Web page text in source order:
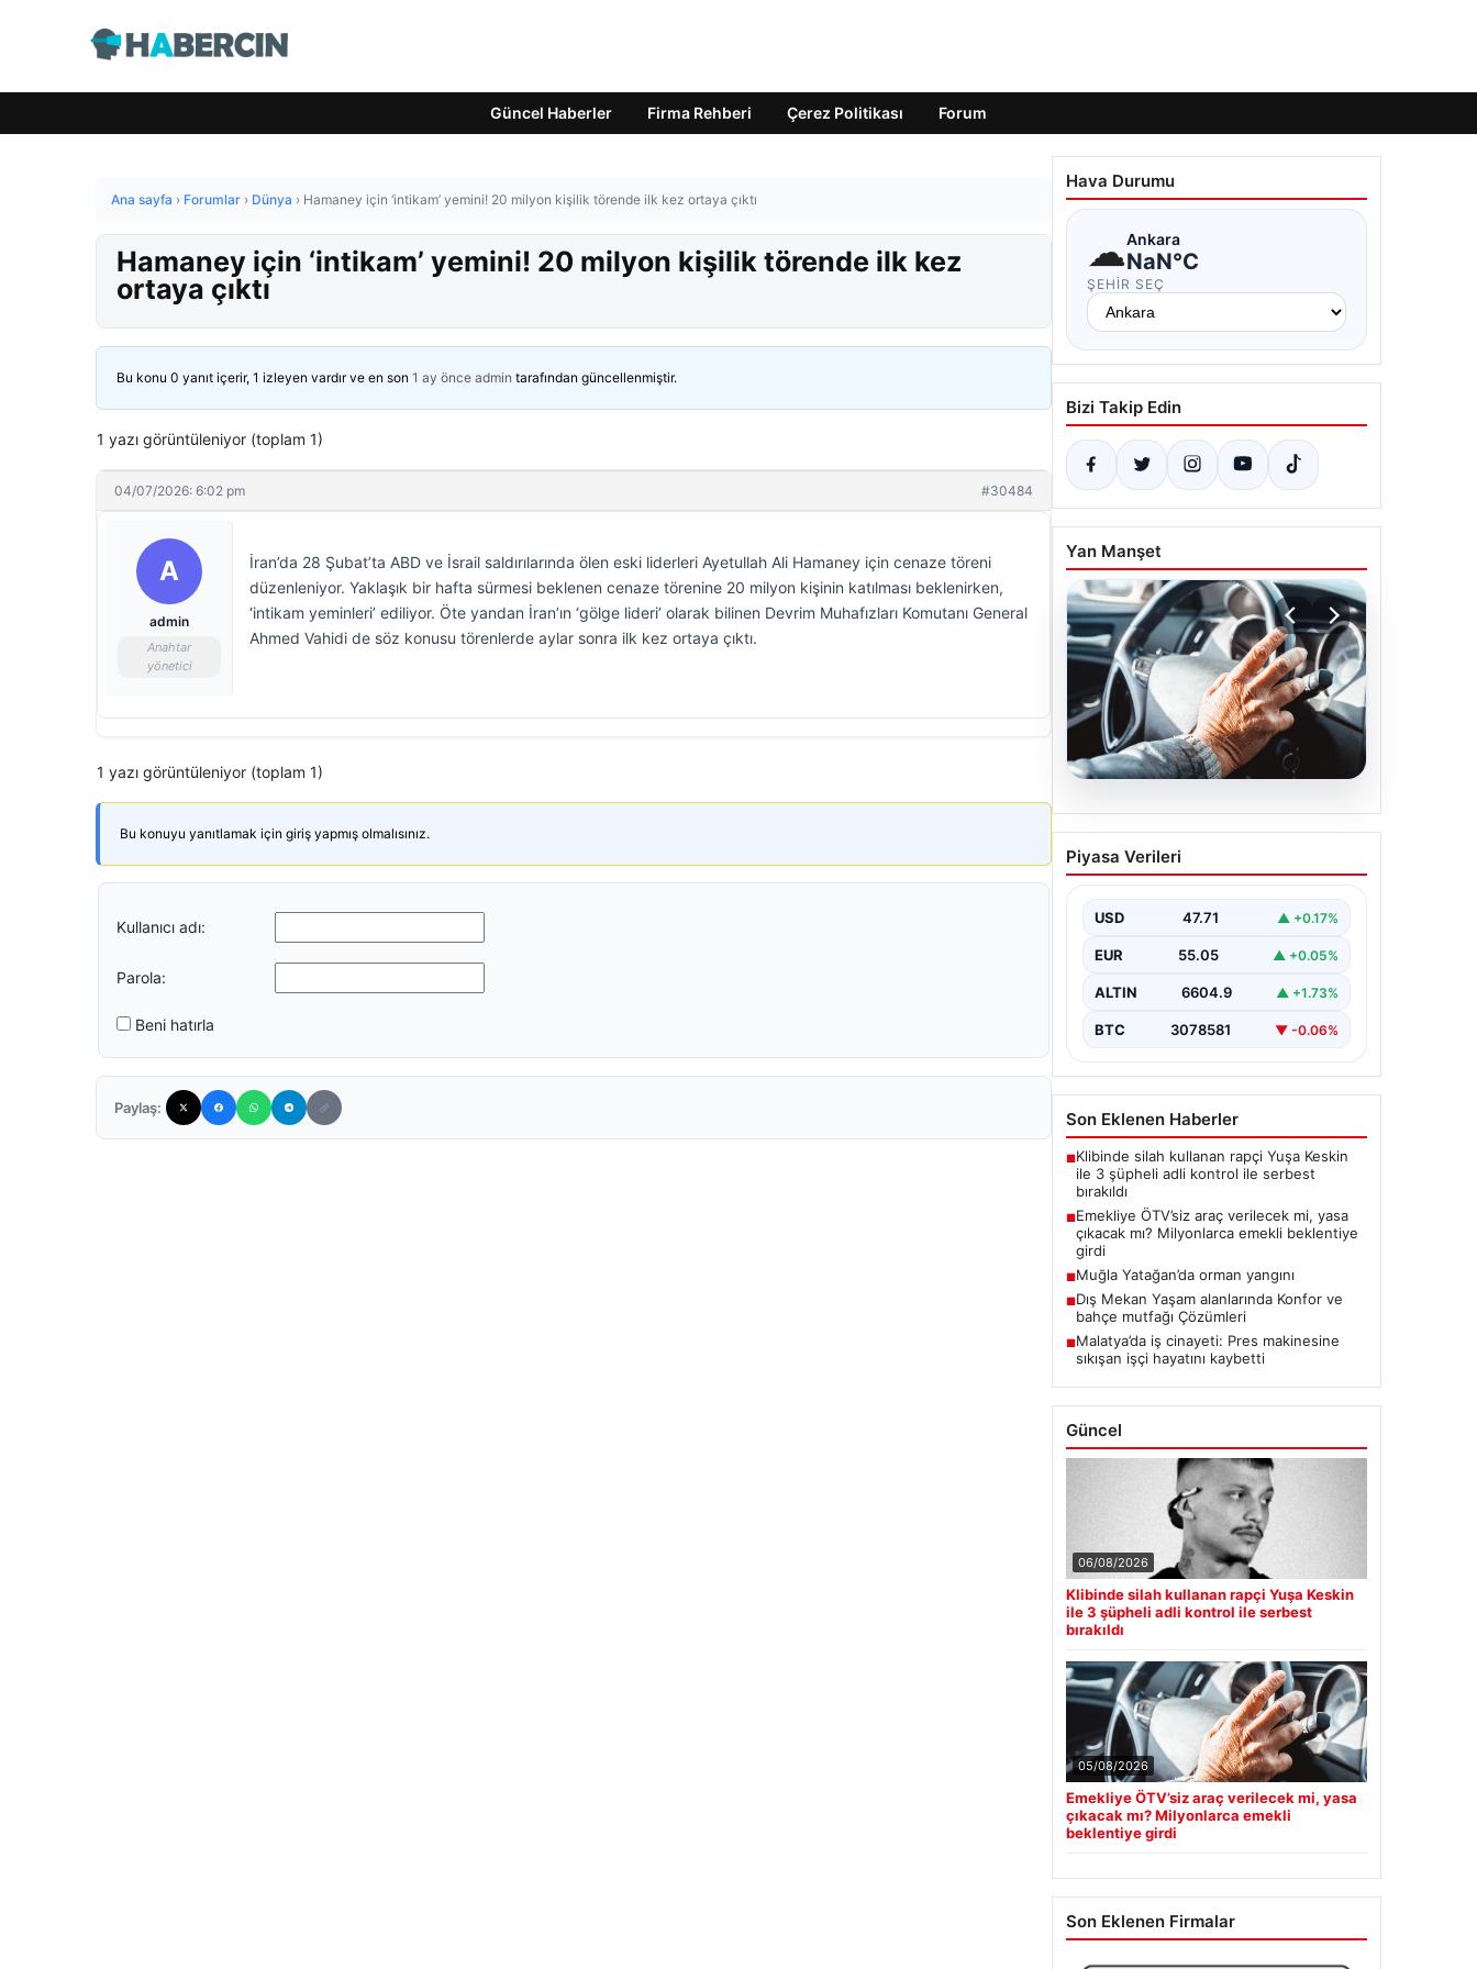
Güncel Haberler Firma Rehberi Çerez Politikası Forum
Ana sayfa › Forumlar › Dünya › Hamaney için ‘intikam’ yemini! 20 milyon kişilik törende ilk kez ortaya çıktı
Hamaney için ‘intikam’ yemini! 20 milyon kişilik törende ilk kez
ortaya çıktı
Bu konu 0 yanıt içerir, 1 izleyen vardır ve en son 1 ay önce admin tarafından güncellenmiştir.
1 yazı görüntüleniyor (toplam 1)
04/07/2026: 6:02 pm #30484
A
admin
Anahtar
yönetici
İran’da 28 Şubat’ta ABD ve İsrail saldırılarında ölen eski liderleri Ayetullah Ali Hamaney için cenaze töreni
düzenleniyor. Yaklaşık bir hafta sürmesi beklenen cenaze törenine 20 milyon kişinin katılması beklenirken,
‘intikam yeminleri’ ediliyor. Öte yandan İran’ın ‘gölge lideri’ olarak bilinen Devrim Muhafızları Komutanı General
Ahmed Vahidi de söz konusu törenlerde aylar sonra ilk kez ortaya çıktı.
1 yazı görüntüleniyor (toplam 1)
Bu konuyu yanıtlamak için giriş yapmış olmalısınız.
Kullanıcı adı:
Parola:
Beni hatırla
Paylaş:
Hava Durumu
☁Ankara
NaN°C
ŞEHIR SEÇ
Bizi Takip Edin
Yan Manşet
05.08.2026
Emekliye ÖTV’siz araç
verilecek mi, yasa çıkacak
beklentiye girdi
Piyasa Verileri
USD 47.71 ▲ +0.17%
EUR 55.05 ▲ +0.05%
ALTIN 6604.9 ▲ +1.73%
BTC 3078581 ▼ -0.06%
Son Eklenen Haberler
■Klibinde silah kullanan rapçi Yuşa Keskin
ile 3 şüpheli adli kontrol ile serbest
bırakıldı
■Emekliye ÖTV’siz araç verilecek mi, yasa
çıkacak mı? Milyonlarca emekli beklentiye
girdi
■Muğla Yatağan’da orman yangını
■Dış Mekan Yaşam alanlarında Konfor ve
bahçe mutfağı Çözümleri
■Malatya’da iş cinayeti: Pres makinesine
sıkışan işçi hayatını kaybetti
Güncel
06/08/2026
Klibinde silah kullanan rapçi Yuşa Keskin
ile 3 şüpheli adli kontrol ile serbest
bırakıldı
05/08/2026
Emekliye ÖTV’siz araç verilecek mi, yasa
çıkacak mı? Milyonlarca emekli
beklentiye girdi
Son Eklenen Firmalar